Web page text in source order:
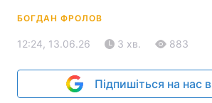
БОГДАН ФРОЛОВ
12:24, 13.06.26 3 хв. 883
Підпишіться на нас